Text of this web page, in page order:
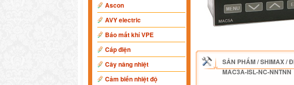
Ascon
AVY electric
Báo mất khí VPE
Cáp điện
Cây nâng nhiệt
Cảm biến nhiệt độ
SẢN PHẨM/SHIMAX/
MAC3A-ISL-NC-NNTNN